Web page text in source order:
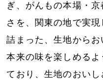
ぎ、がんもの本場・
さを、関東の地で実
詰まった、生地から
本来の味を楽しめる
ており、生地のおい